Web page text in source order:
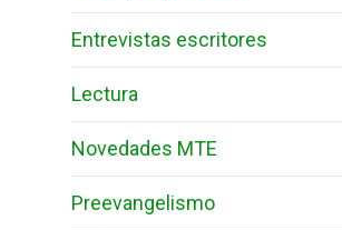
Entrevistas escritores
Lectura
Novedades MTE
Preevangelismo